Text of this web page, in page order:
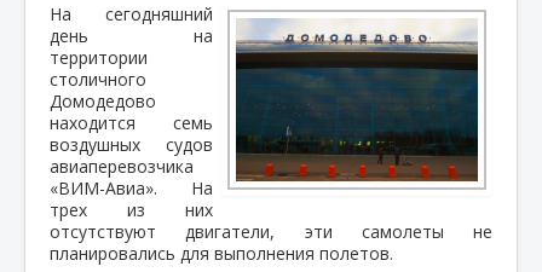
На сегодняшний
день на
территории
столичного
Домодедово
находится семь
воздушных судов
авиаперевозчика
«ВИМ-Авиа». На
трех из них
отсутствуют двигатели, эти самолеты не
планировались для выполнения полетов.